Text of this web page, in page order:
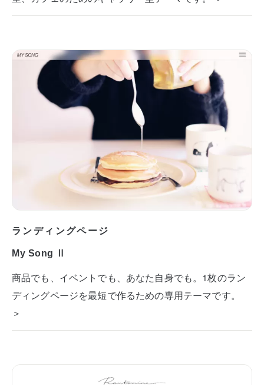
ランディングページ
My Song Ⅱ
商品でも、イベントでも、あなた自身でも。1枚のラン
ディングページを最短で作るための専用テーマです。
＞